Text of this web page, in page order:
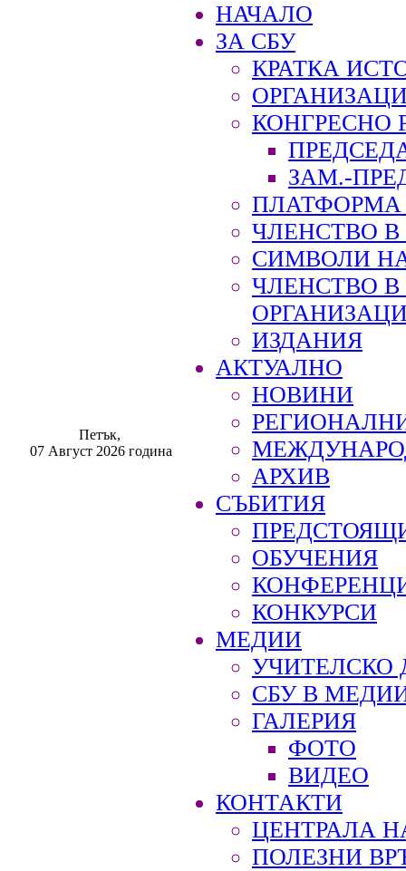
Петък,
07 Август 2026 година
НАЧАЛО
ЗА СБУ
КРАТКА
КОНГРЕСНО
ЗАМ.-
ПЛАТФОРМА
ЧЛЕНСТВО В
СИМВОЛИ
ЧЛЕНСТВО
ИЗДАНИЯ
АКТУАЛНО
НОВИНИ
АРХИВ
СЪБИТИЯ
ОБУЧЕНИЯ
КОНКУРСИ
МЕДИИ
УЧИТЕЛСКО
СБУ В
ГАЛЕРИЯ
ФОТО
ВИДЕО
КОНТАКТИ
ЦЕНТРАЛА
ПОЛЕЗНИ